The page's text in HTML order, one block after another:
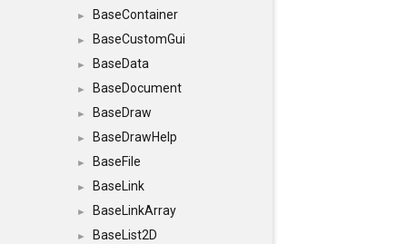
► BaseContainer
► BaseCustomGui
► BaseData
► BaseDocument
► BaseDraw
► BaseDrawHelp
► BaseFile
► BaseLink
► BaseLinkArray
► BaseList2D